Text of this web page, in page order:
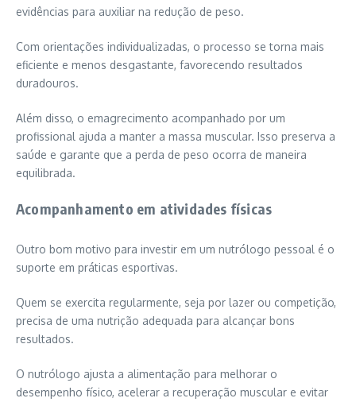
evidências para auxiliar na redução de peso.
Com orientações individualizadas, o processo se torna mais
eficiente e menos desgastante, favorecendo resultados
duradouros.
Além disso, o emagrecimento acompanhado por um
profissional ajuda a manter a massa muscular. Isso preserva a
saúde e garante que a perda de peso ocorra de maneira
equilibrada.
Acompanhamento em atividades físicas
Outro bom motivo para investir em um nutrólogo pessoal é o
suporte em práticas esportivas.
Quem se exercita regularmente, seja por lazer ou competição,
precisa de uma nutrição adequada para alcançar bons
resultados.
O nutrólogo ajusta a alimentação para melhorar o
desempenho físico, acelerar a recuperação muscular e evitar